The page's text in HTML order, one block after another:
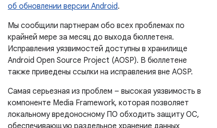
об обновлении версии Android.
Мы сообщили партнерам обо всех проблемах по
крайней мере за месяц до выхода бюллетеня.
Исправления уязвимостей доступны в хранилище
Android Open Source Project (AOSP). В бюллетене
также приведены ссылки на исправления вне AOSP.
Самая серьезная из проблем – высокая уязвимость в
компоненте Media Framework, которая позволяет
локальному вредоносному ПО обходить защиту ОС,
обеспечивающую раздельное хранение данных